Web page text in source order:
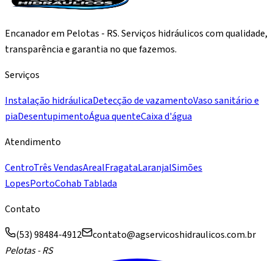
Encanador em Pelotas - RS. Serviços hidráulicos com qualidade,
transparência e garantia no que fazemos.
Serviços
Instalação hidráulicaDetecção de vazamentoVaso sanitário e
piaDesentupimentoÁgua quenteCaixa d'água
Atendimento
CentroTrês VendasArealFragataLaranjalSimões
LopesPortoCohab Tablada
Contato
(53) 98484-4912
contato@agservicoshidraulicos.com.br
Pelotas - RS